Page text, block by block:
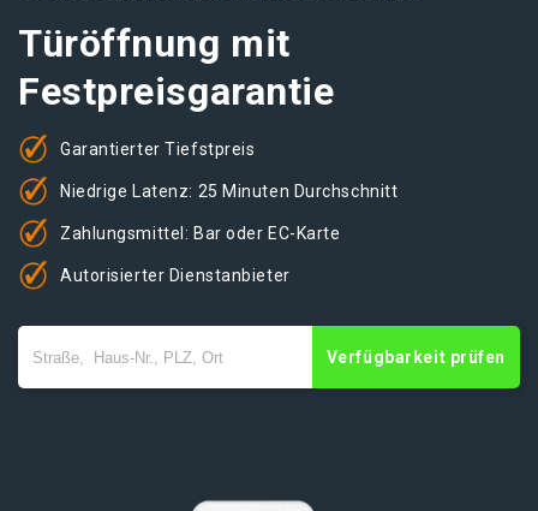
Türöffnung mit
Festpreisgarantie
Garantierter Tiefstpreis
Niedrige Latenz: 25 Minuten Durchschnitt
Zahlungsmittel: Bar oder EC-Karte
Autorisierter Dienstanbieter
Verfügbarkeit prüfen